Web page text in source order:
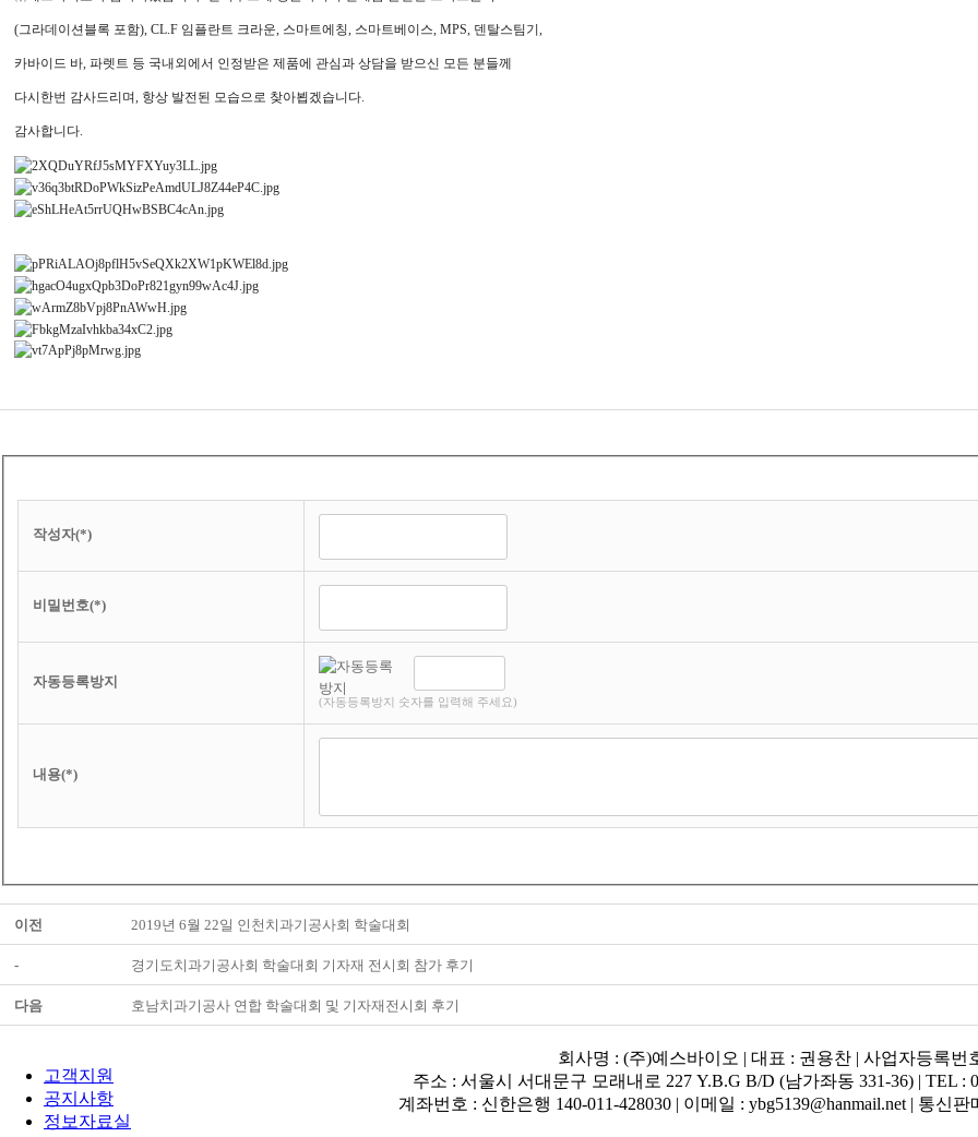
(그라데이션블록 포함), CL.F 임플란트 크라운, 스마트에칭, 스마트베이스, MPS, 덴탈스팀기 ,
카바이드 바, 파렛트 등 국내외에서 인정받은 제품에 관심과 상담을 받으신 모든 분들께
다시한번 감사드리며, 항상 발전된 모습으로 찾아뵙겠습니다.
감사합니다.
작성자(*)
비밀번호(*)
자동등록방지
(자동등록방지 숫자를 입력해 주세요)
내용(*)
이전 2019년 6월 22일 인천치과기공사회 학술대회
- 경기도치과기공사회 학술대회 기자재 전시회 참가 후기
다음 호남치과기공사 연합 학술대회 및 기자재전시회 후기
고객지원
공지사항
정보자료실
회사명 : (주)예스바이오 | 대표 : 권용찬 | 사업자등록번
주소 : 서울시 서대문구 모래내로 227 Y.B.G B/D (남가좌동 331-36) | TEL :
계좌번호 : 신한은행 140-011-428030 | 이메일 : ybg5139@hanmail.net | 통신